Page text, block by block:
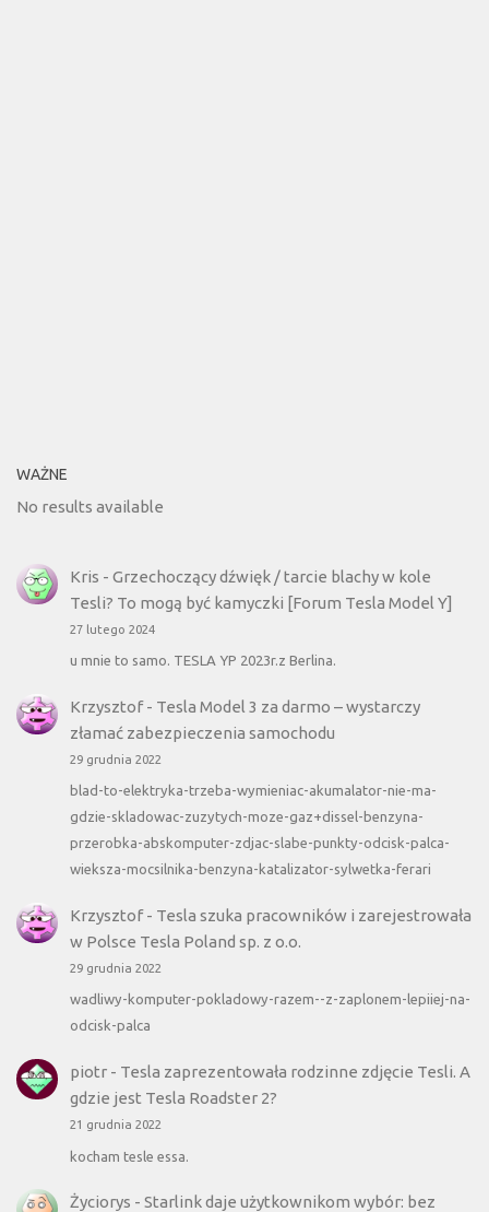
WAŻNE
No results available
Kris - Grzechoczący dźwięk / tarcie blachy w kole
Tesli? To mogą być kamyczki [Forum Tesla Model Y]
27 lutego 2024
u mnie to samo. TESLA YP 2023r.z Berlina.
Krzysztof- Tesla Model 3 za darmo – wystarczy
złamać zabezpieczenia samochodu
29 grudnia 2022
blad-to-elektryka-trzeba-wymieniac-akumalator-nie-ma-
gdzie-skladowac-zuzytych-moze-gaz+dissel-benzyna-
przerobka-abskomputer-zdjac-slabe-punkty-odcisk-palca-
wieksza-mocsilnika-benzyna-katalizator-sylwetka-ferari
Krzysztof- Tesla szuka pracowników i zarejestrowała
w Polsce Tesla Poland sp. z o.o.
29 grudnia 2022
wadliwy-komputer-pokladowy-razem--z-zaplonem-lepiiej-na-
odcisk-palca
piotr- Tesla zaprezentowała rodzinne zdjęcie Tesli. A
gdzie jest Tesla Roadster 2?
21 grudnia 2022
kocham tesle essa.
Życiorys - Starlink daje użytkownikom wybór: bez